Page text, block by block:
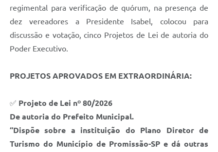
regimental para verificação de quórum, na presença de
dez vereadores a Presidente Isabel, colocou para
discussão e votação, cinco Projetos de Lei de autoria do
Poder Executivo.
PROJETOS APROVADOS EM EXTRAORDINÁRIA:
✅ Projeto de Lei nº 80/2026
De autoria do Prefeito Municipal.
“Dispõe sobre a instituição do Plano Diretor de
Turismo do Município de Promissão-SP e dá outras